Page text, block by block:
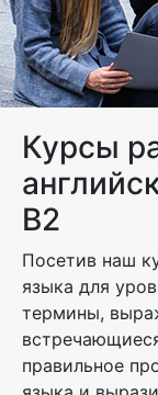
Курсы
B2
Посетив наш
языка для
термины,
правильное